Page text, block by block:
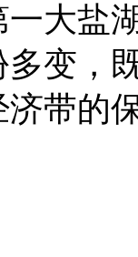
大盐
变，
济带